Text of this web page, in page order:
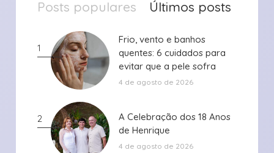
Posts populares Últimos posts
1
Frio, vento e banhos
quentes: 6 cuidados para
evitar que a pele sofra
durante ...
Frio, vento e banhos
quentes: 6 cuidados para
evitar que a pele sofra
durante ...
4 de agosto de 2026
2
A Celebração dos 18 Anos
de Henrique
A Celebração dos 18 Anos
de Henrique
4 de agosto de 2026